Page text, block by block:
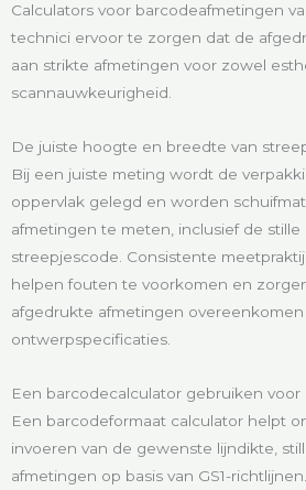
Calculators voor barcodeafmetingen
technici ervoor te zorgen dat de
aan strikte afmetingen voor zowel
scannauwkeurigheid.
De juiste hoogte en breedte van
Bij een juiste meting wordt de
oppervlak gelegd en worden
afmetingen te meten, inclusief de
streepjescode. Consistente
helpen fouten te voorkomen en
afgedrukte afmetingen
ontwerpspecificaties.
Een barcodecalculator gebruiken
Een barcodeformaat calculator helpt
invoeren van de gewenste lijndikte,
afmetingen op basis van GS1-